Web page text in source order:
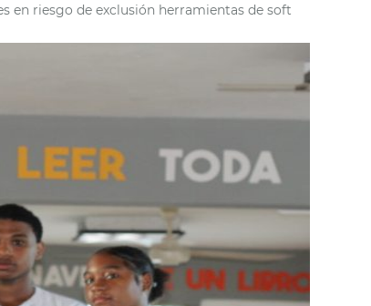
en riesgo de exclusión herramientas de soft